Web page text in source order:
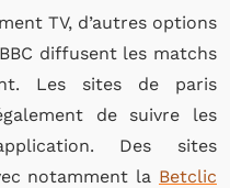
TV, d’autres options
diffusent les matchs
Les sites de paris
de suivre les
Des sites
notamment la Betclic